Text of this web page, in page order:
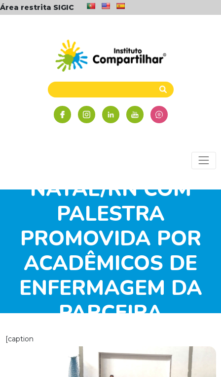
Área restrita SIGIC
TEMA NO NÚCLEO
NATAL/RN COM
PALESTRA
PROMOVIDA POR
ACADÊMICOS DE
ENFERMAGEM DA
PARCEIRA
UNIVERSIDADE
POTIGUAR
[caption